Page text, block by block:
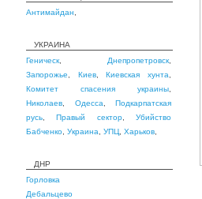
Антимайдан
УКРАИНА
Геническ
Днепропетровск
Запорожье
Киев,Киевская хунта
Комитет спасения украины
Николаев
Одесса
Подкарпатская
русь ,Правый сектор,Убийство
Бабченко Украина УПЦ Харьков
ДНР
Горловка
Дебальцево